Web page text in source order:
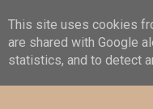
This site uses cookies
are shared with Google
statistics, and to detect